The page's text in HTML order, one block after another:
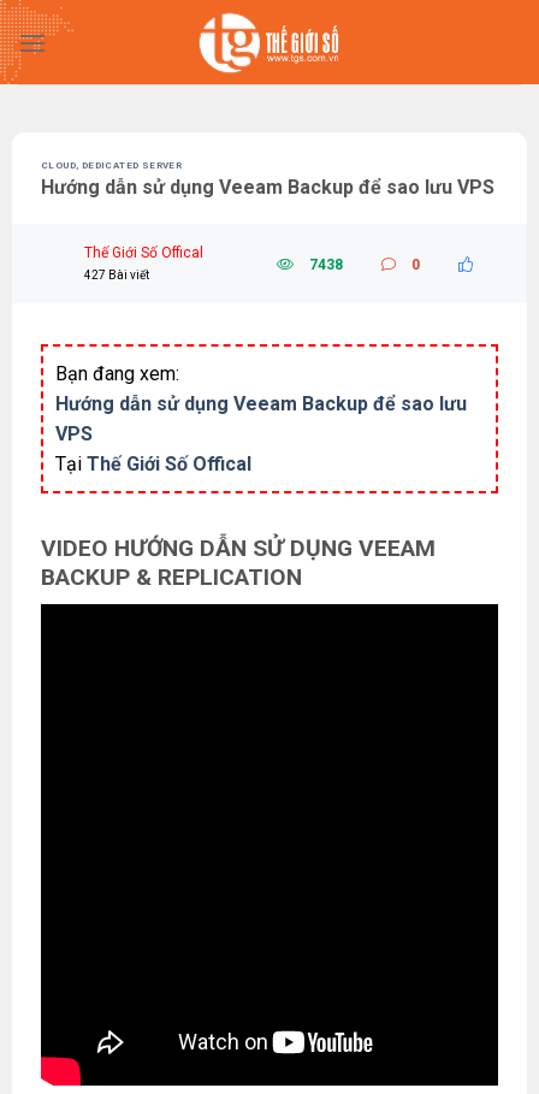
Skip
to
content
CLOUD, DEDICATED SERVER
Hướng dẫn sử dụng Veeam Backup để sao lưu VPS
Thế Giới Số Offical
427 Bài viết
0
7438
Bạn đang xem:
Hướng dẫn sử dụng Veeam Backup để sao lưu
VPS
Tại Thế Giới Số Offical
VIDEO HƯỚNG DẪN SỬ DỤNG VEEAM
BACKUP & REPLICATION